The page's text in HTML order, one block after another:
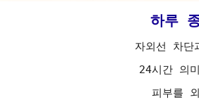
하루
자외선 차단
24시간 의
피부를